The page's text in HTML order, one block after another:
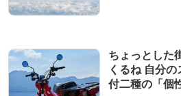
ちょっとした
くるね 自分
付二種の「個